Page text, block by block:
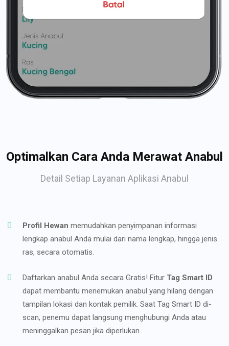
Optimalkan Cara Anda Merawat Anabul
Detail Setiap Layanan Aplikasi Anabul
Profil Hewan memudahkan penyimpanan informasi
lengkap anabul Anda mulai dari nama lengkap, hingga jenis
ras, secara otomatis.
Daftarkan anabul Anda secara Gratis! Fitur Tag Smart ID
dapat membantu menemukan anabul yang hilang dengan
tampilan lokasi dan kontak pemilik. Saat Tag Smart ID di-
scan, penemu dapat langsung menghubungi Anda atau
meninggalkan pesan jika diperlukan.